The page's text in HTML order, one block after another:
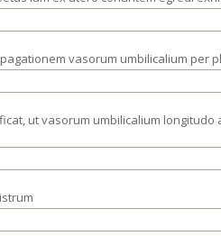
vasorum umbilicalium per
ut vasorum umbilicalium